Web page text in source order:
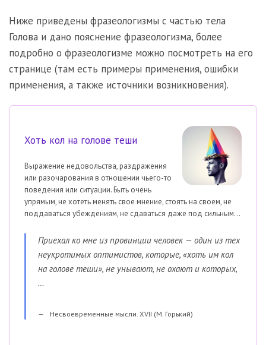
Ниже приведены фразеологизмы с частью тела
Голова и дано пояснение фразеологизма, более
подробно о фразеологизме можно посмотреть на его
странице (там есть примеры применения, ошибки
применения, а также источники возникновения).
Хоть кол на голове теши
Выражение недовольства, раздражения
или разочарования в отношении чьего-то
поведения или ситуации. Быть очень
упрямым, не хотеть менять свое мнение, стоять на своем, не
поддаваться убеждениям, не сдаваться даже под сильным...
Приехал ко мне из провинции человек — один из тех
неукротимых оптимистов, которые, «хоть им кол
на голове теши», не унывают, не охают и которых,
…
Несвоевременные мысли. XVII (М. Горький)